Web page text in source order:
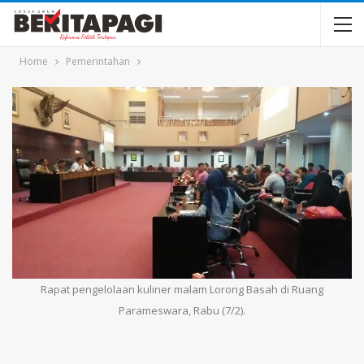
Home Pemerintahan
Rapat pengelolaan kuliner malam Lorong Basah di Ruang
Parameswara, Rabu (7/2).